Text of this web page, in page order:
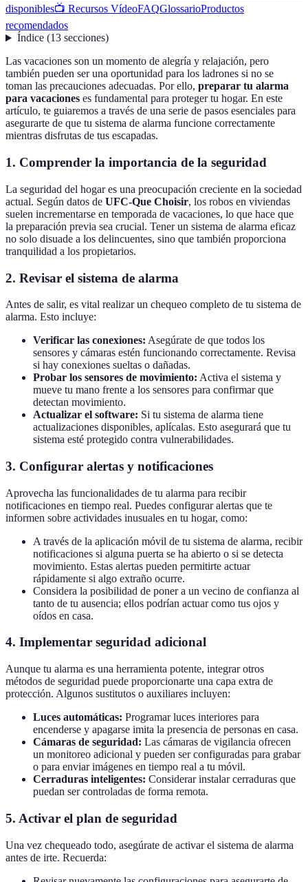
disponibles📺 Recursos VídeoFAQGlossarioProductos
recomendados
Índice(13 secciones)
Las vacaciones son un momento de alegría y relajación, pero
también pueden ser una oportunidad para los ladrones si no se
toman las precauciones adecuadas. Por ello, preparar tu alarma
para vacaciones es fundamental para proteger tu hogar. En este
artículo, te guiaremos a través de una serie de pasos esenciales para
asegurarte de que tu sistema de alarma funcione correctamente
mientras disfrutas de tus escapadas.
1. Comprender la importancia de la seguridad
La seguridad del hogar es una preocupación creciente en la sociedad
actual. Según datos de UFC-Que Choisir, los robos en viviendas
suelen incrementarse en temporada de vacaciones, lo que hace que
la preparación previa sea crucial. Tener un sistema de alarma eficaz
no solo disuade a los delincuentes, sino que también proporciona
tranquilidad a los propietarios.
2. Revisar el sistema de alarma
Antes de salir, es vital realizar un chequeo completo de tu sistema de
alarma. Esto incluye:
Verificar las conexiones: Asegúrate de que todos los
sensores y cámaras estén funcionando correctamente. Revisa
si hay conexiones sueltas o dañadas.
Probar los sensores de movimiento: Activa el sistema y
mueve tu mano frente a los sensores para confirmar que
detectan movimiento.
Actualizar el software: Si tu sistema de alarma tiene
actualizaciones disponibles, aplícalas. Esto asegurará que tu
sistema esté protegido contra vulnerabilidades.
3. Configurar alertas y notificaciones
Aprovecha las funcionalidades de tu alarma para recibir
notificaciones en tiempo real. Puedes configurar alertas que te
informen sobre actividades inusuales en tu hogar, como:
A través de la aplicación móvil de tu sistema de alarma, recibir
notificaciones si alguna puerta se ha abierto o si se detecta
movimiento. Estas alertas pueden permitirte actuar
rápidamente si algo extraño ocurre.
Considera la posibilidad de poner a un vecino de confianza al
tanto de tu ausencia; ellos podrían actuar como tus ojos y
oídos en casa.
4. Implementar seguridad adicional
Aunque tu alarma es una herramienta potente, integrar otros
métodos de seguridad puede proporcionarte una capa extra de
protección. Algunos sustitutos o auxiliares incluyen:
Luces automáticas: Programar luces interiores para
encenderse y apagarse imita la presencia de personas en casa.
Cámaras de seguridad: Las cámaras de vigilancia ofrecen
un monitoreo adicional y pueden ser configuradas para grabar
o para enviar imágenes en tiempo real a tu móvil.
Cerraduras inteligentes: Considerar instalar cerraduras que
puedan ser controladas de forma remota.
5. Activar el plan de seguridad
Una vez chequeado todo, asegúrate de activar el sistema de alarma
antes de irte. Recuerda: